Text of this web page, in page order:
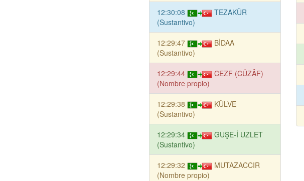
12:30:08
TEZAKÜR
(Sustantivo)
12:29:47
BİDAA
(Sustantivo)
12:29:44
CEZF (CÜZÂF)
(Nombre propio)
12:29:38
KÜLVE
(Sustantivo)
12:29:34
GUŞE-İ UZLET
(Sustantivo)
12:29:32
MUTAZACCIR
(Nombre propio)